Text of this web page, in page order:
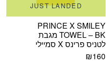
JUST LANDED
PRINCE X SMILEY
TOWEL – BK מגבת
לטניס פרינס X סמיילי
₪160